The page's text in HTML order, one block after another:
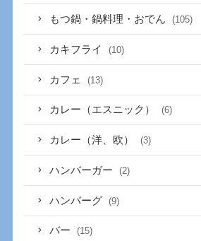
もつ鍋・鍋料理・おでん (105)
カキフライ (10)
カフェ (13)
カレー（エスニック） (6)
カレー（洋、欧） (3)
ハンバーガー (2)
ハンバーグ (9)
バー (15)